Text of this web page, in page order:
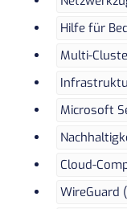
Hilfe für
Multi-
Microsoft
Cloud-
WireGuard